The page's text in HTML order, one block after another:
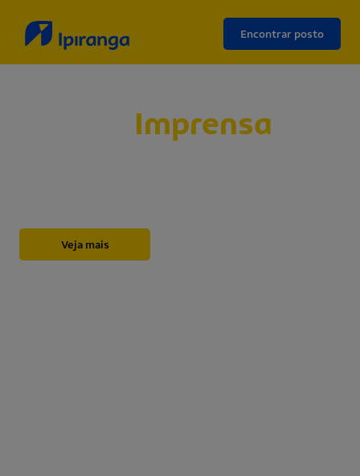
Encontrar posto
Imprensa
Veja mais